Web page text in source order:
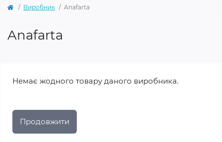
Виробник Anafarta
Anafarta
Немає жодного товару даного виробника.
Продовжити